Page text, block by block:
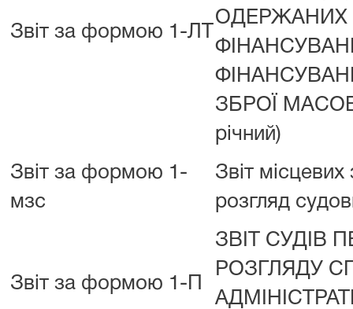
Звіт за формою 1-ЛТ
ЗБРОЇ
річний)
Звіт за формою 1-
мзс
Звіт місцевих
розгляд
Звіт за формою 1-П
ЗВІТ СУДІВ
РОЗГЛЯДУ